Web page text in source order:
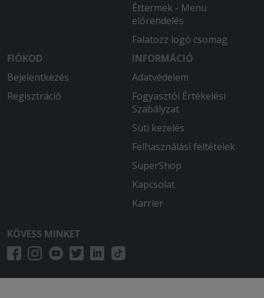
Éttermek - Menü
előrendelés
Falatozz logó csomag
FIÓKOD
Bejelentkezés
Regisztráció
INFORMÁCIÓ
Adatvédelem
Fogyasztói Értékelési
Szabályzat
Süti kezelés
Felhasználási feltételek
SuperShop
Kapcsolat
Karrier
KÖVESS MINKET